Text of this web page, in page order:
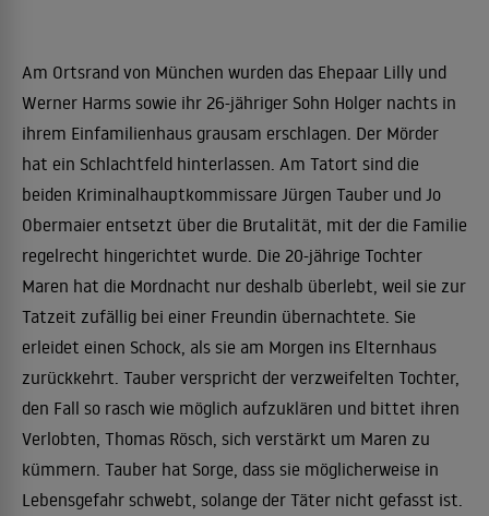
Am Ortsrand von München wurden das Ehepaar Lilly und
Werner Harms sowie ihr 26-jähriger Sohn Holger nachts in
ihrem Einfamilienhaus grausam erschlagen. Der Mörder
hat ein Schlachtfeld hinterlassen. Am Tatort sind die
beiden Kriminalhauptkommissare Jürgen Tauber und Jo
Obermaier entsetzt über die Brutalität, mit der die Familie
regelrecht hingerichtet wurde. Die 20-jährige Tochter
Maren hat die Mordnacht nur deshalb überlebt, weil sie zur
Tatzeit zufällig bei einer Freundin übernachtete. Sie
erleidet einen Schock, als sie am Morgen ins Elternhaus
zurückkehrt. Tauber verspricht der verzweifelten Tochter,
den Fall so rasch wie möglich aufzuklären und bittet ihren
Verlobten, Thomas Rösch, sich verstärkt um Maren zu
kümmern. Tauber hat Sorge, dass sie möglicherweise in
Lebensgefahr schwebt, solange der Täter nicht gefasst ist.